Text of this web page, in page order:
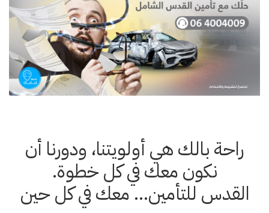
راحة بالك هي أولويتنا، ودورنا أن
نكون معك في كل خطوة.
القدس للتأمين… معك في كل حين